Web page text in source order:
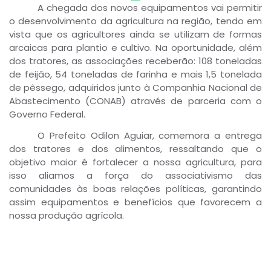
A chegada dos novos equipamentos vai permitir
o desenvolvimento da agricultura na região, tendo em
vista que os agricultores ainda se utilizam de formas
arcaicas para plantio e cultivo. Na oportunidade, além
dos tratores, as associações receberão: 108 toneladas
de feijão, 54 toneladas de farinha e mais 1,5 tonelada
de pêssego, adquiridos junto à Companhia Nacional de
Abastecimento (CONAB) através de parceria com o
Governo Federal.
O Prefeito Odilon Aguiar, comemora a entrega
dos tratores e dos alimentos, ressaltando que o
objetivo maior é fortalecer a nossa agricultura, para
isso aliamos a força do associativismo das
comunidades às boas relações políticas, garantindo
assim equipamentos e benefícios que favorecem a
nossa produção agrícola.